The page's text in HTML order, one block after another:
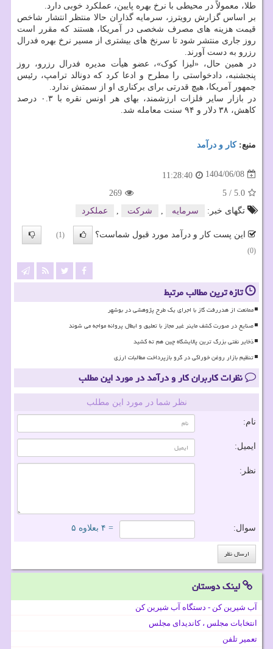
طلا، معمولاً در محیطی با نرخ بهره پایین، عملکرد خوبی دارد.
بر اساس گزارش رویترز، سرمایه گذاران حالا منتظر انتشار شاخص
قیمت هزینه های مصرف شخصی در آمریکا، هستند که مقرر است
روز جاری منتشر شود تا سرنخ های بیشتری از مسیر نرخ بهره فدرال
رزرو به دست آورند.
در همین حال، «لیزا کوک»، عضو هیأت مدیره فدرال رزرو، روز
پنجشنبه، دادخواستی را مطرح و ادعا کرد که دونالد ترامپ، رئیس
جمهور آمریکا، هیچ قدرتی برای برکناری او از سمتش ندارد.
در بازار سایر فلزات ارزشمند، بهای هر اونس نقره با ۰.۳ درصد
کاهش، ۳۸ دلار و ۹۴ سنت معامله شد.
منبع:كار و درآمد
1404/06/08
11:28:40
5.0
/
5
269
تگهای خبر:
سرمایه شركت عملكرد
این پست کار و درآمد مورد قبول شماست؟
(1)
(0)
تازه ترین مطالب مرتبط
ممانعت از هدررفت گاز با اجرای یک طرح پژوهشی در بوشهر
صنایع در صورت کشف ماینر غیر مجاز با تعلیق و ابطال پروانه مواجه می شوند
ذخایر نفتی بزرگ ترین پالایشگاه چین هم ته کشید
تنظیم بازار روغن خوراکی در گرو بازپرداخت مطالبات ارزی
نظرات کاربران کار و درآمد در مورد این مطلب
نظر شما در مورد این مطلب
نام:
ایمیل:
نظر:
سوال: = ۴ بعلاوه ۵
لینک دوستان
آب شیرین کن - دستگاه آب شیرین کن
انتخابات مجلس ، کاندیدای مجلس
تعمیر تلفن